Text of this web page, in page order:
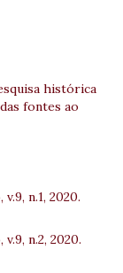
histórica
fontes ao
n.1, 2020.
n.2, 2020.